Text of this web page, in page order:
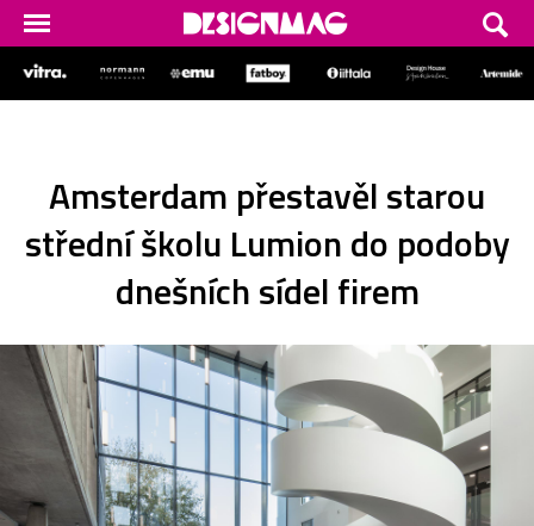
Amsterdam přestavěl starou
střední školu Lumion do podoby
dnešních sídel firem